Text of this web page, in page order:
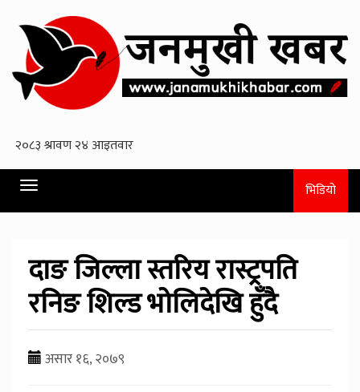
Toggle
navigation
भिडियो
दाङ जिल्ला स्तरिय रास्ट्रपति
रनिङ शिल्ड भाेलिदेखि हुँदै
असार १६, २०७९